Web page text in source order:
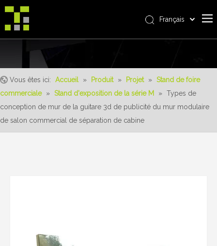
À propos de nous
Produit
Un service
Français
Vous êtes ici: Accueil » Produit » Projet » Stand de foire
commerciale
» Stand d'exposition de la série M » Types de
conception de mur de la guitare 3d de publicité du mur modulaire
de salon commercial de séparation de cabine